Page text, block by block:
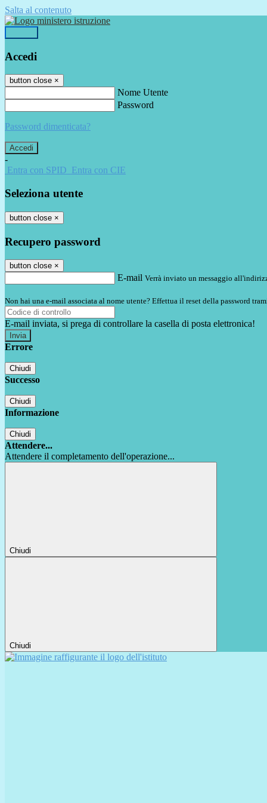
Salta al contenuto
Accedi
button close ×
Nome Utente
Password
Password dimenticata?
-
Entra con SPID Entra con CIE
Seleziona utente
button close ×
Recupero password
button close ×
E-mail Verrà inviato un messaggio
Non hai una e-mail associata al nome utente? Effettua il reset della password
E-mail inviata, si prega di controllare la casella di posta elettronica!
Errore
Chiudi
Successo
Chiudi
Informazione
Chiudi
Attendere...
Attendere il completamento dell'operazione...
Chiudi
Chiudi